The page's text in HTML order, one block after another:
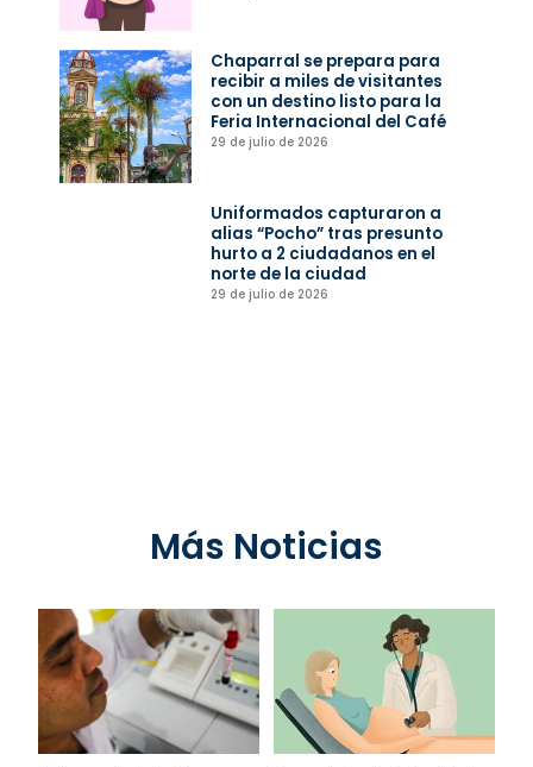
Chaparral se prepara para
recibir a miles de visitantes
con un destino listo para la
Feria Internacional del Café
29 de julio de 2026
Uniformados capturaron a
alias “Pocho” tras presunto
hurto a 2 ciudadanos en el
norte de la ciudad
29 de julio de 2026
Más Noticias